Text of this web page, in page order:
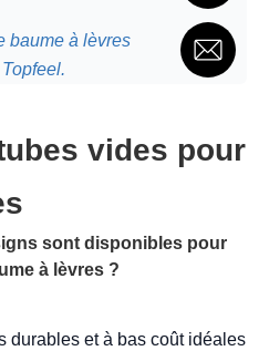
baume à lèvres
vides pour
sont disponibles pour
à lèvres ?
durables et à bas coût idéales